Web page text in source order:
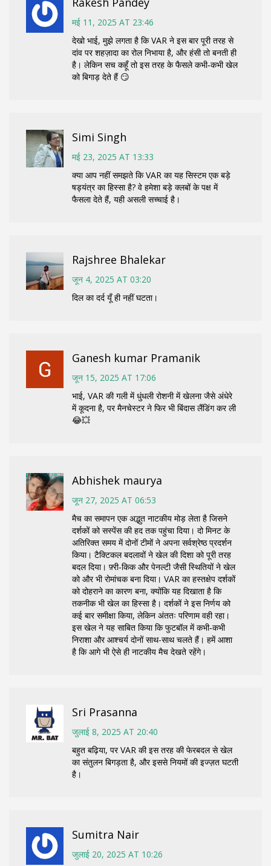
मई 11, 2025 AT 23:46
देखो भाई, मुझे लगता है कि VAR ने इस बार पूरी तरह से
दांव पर शहज़ादा का रोल निभाया है, और हंसी तो बनती ही
है। लेकिन सच कहूँ तो इस तरह के फैसले कभी‑कभी खेल
को बिगाड़ देते हैं 😏
Simi Singh
मई 23, 2025 AT 13:33
क्या आप नहीं समझते कि VAR का यह सिस्टम एक बड़े
षड्यंत्र का हिस्सा है? वे हमेशा बड़े क्लबों के पक्ष में
फैसला देते हैं, यही असली सच्चाई है।
Rajshree Bhalekar
जून 4, 2025 AT 03:20
दिल का दर्द यूँ ही नहीं घटता।
Ganesh kumar Pramanik
जून 15, 2025 AT 17:06
भाई, VAR की गली में धुंधली रोशनी में खेलना जैसे अंधेरे
में कूदना है, पर मैनचेस्टर ने फिर भी बिंदास लैंडिंग कर ली
😂💥
Abhishek maurya
जून 27, 2025 AT 06:53
मैच का समापन एक अद्भुत नाटकीय मोड़ लेता है जिसने
दर्शकों को सस्पेंस की हद तक पहुंचा दिया। दो मिनट के
अतिरिक्त समय में दोनों टीमों ने अपना सर्वश्रेष्ठ प्रदर्शन
किया। टैक्टिकल बदलावों ने खेल की दिशा को पूरी तरह
बदल दिया। फ़्री‑किक और पेनल्टी जैसी स्थितियों ने खेल
को और भी रोमांचक बना दिया। VAR का हस्तक्षेप दर्शकों
को दोहराने का कारण बना, क्योंकि यह दिखाता है कि
तकनीक भी खेल का हिस्सा है। दर्शकों ने इस निर्णय को
कई बार समीक्षा किया, लेकिन अंततः परिणाम वही रहा।
इस खेल ने यह साबित किया कि फुटबॉल में कभी‑कभी
निराशा और आश्चर्य दोनों साथ-साथ चलते हैं। हमें आशा
है कि आगे भी ऐसे ही नाटकीय मैच देखते रहेंगे।
Sri Prasanna
जुलाई 8, 2025 AT 20:40
बहुत बढ़िया, पर VAR की इस तरह की फेरबदल से खेल
का संतुलन बिगड़ता है, और इससे नियमों की इज्ज़त घटती
है।
Sumitra Nair
जुलाई 20, 2025 AT 10:26